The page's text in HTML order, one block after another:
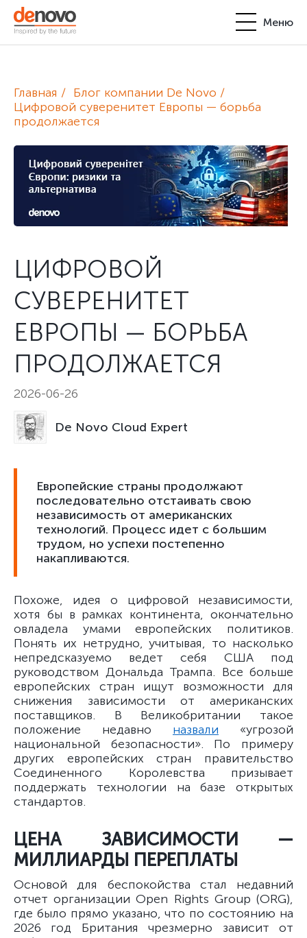
Меню
De Novo
Блог
Контакты
+380-44-200-93-39
Главная
Блог компании De Novo
Цифровой суверенитет Европы — борьба
продолжается
ЦИФРОВОЙ
СУВЕРЕНИТЕТ
ЕВРОПЫ — БОРЬБА
ПРОДОЛЖАЕТСЯ
2026-06-26
De Novo Cloud Expert
Европейские страны продолжают
последовательно отстаивать свою
независимость от американских
технологий. Процесс идет с большим
трудом, но успехи постепенно
накапливаются.
Похоже, идея о цифровой независимости,
хотя бы в рамках континента, окончательно
овладела умами европейских политиков.
Понять их нетрудно, учитывая, то насколько
непредсказуемо ведет себя США под
руководством Дональда Трампа. Все больше
европейских стран ищут возможности для
снижения зависимости от американских
поставщиков. В Великобритании такое
положение недавно назвали «угрозой
национальной безопасности». По примеру
других европейских стран правительство
Соединенного Королевства призывает
поддержать технологии на базе открытых
стандартов.
ЦЕНА ЗАВИСИМОСТИ —
МИЛЛИАРДЫ ПЕРЕПЛАТЫ
Основой для беспокойства стал недавний
отчет организации Open Rights Group (ORG),
где было прямо указано, что по состоянию на
2026 год Британия чрезмерно зависит от